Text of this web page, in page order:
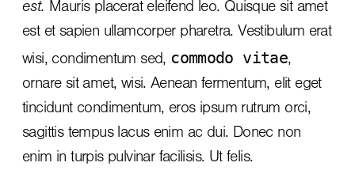
est. Mauris placerat eleifend leo. Quisque sit amet
est et sapien ullamcorper pharetra. Vestibulum erat
wisi, condimentum sed, commodo vitae,
ornare sit amet, wisi. Aenean fermentum, elit eget
tincidunt condimentum, eros ipsum rutrum orci,
sagittis tempus lacus enim ac dui. Donec non
enim in turpis pulvinar facilisis. Ut felis.